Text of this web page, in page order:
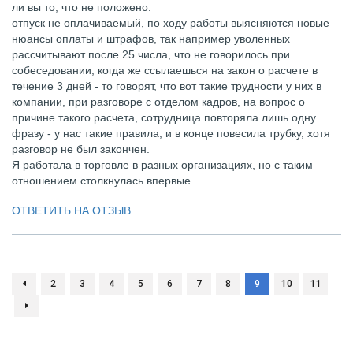
ли вы то, что не положено.
отпуск не оплачиваемый, по ходу работы выясняются новые
нюансы оплаты и штрафов, так например уволенных
рассчитывают после 25 числа, что не говорилось при
собеседовании, когда же ссылаешься на закон о расчете в
течение 3 дней - то говорят, что вот такие трудности у них в
компании, при разговоре с отделом кадров, на вопрос о
причине такого расчета, сотрудница повторяла лишь одну
фразу - у нас такие правила, и в конце повесила трубку, хотя
разговор не был закончен.
Я работала в торговле в разных организациях, но с таким
отношением столкнулась впервые.
ОТВЕТИТЬ НА ОТЗЫВ
2 3 4 5 6 7 8 9 10 11